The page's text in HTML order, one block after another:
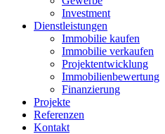
Investment
Dienstleistungen
Immobilie kaufen
Immobilie verkaufen
Projektentwicklung
Immobilienbewertung
Finanzierung
Projekte
Referenzen
Kontakt